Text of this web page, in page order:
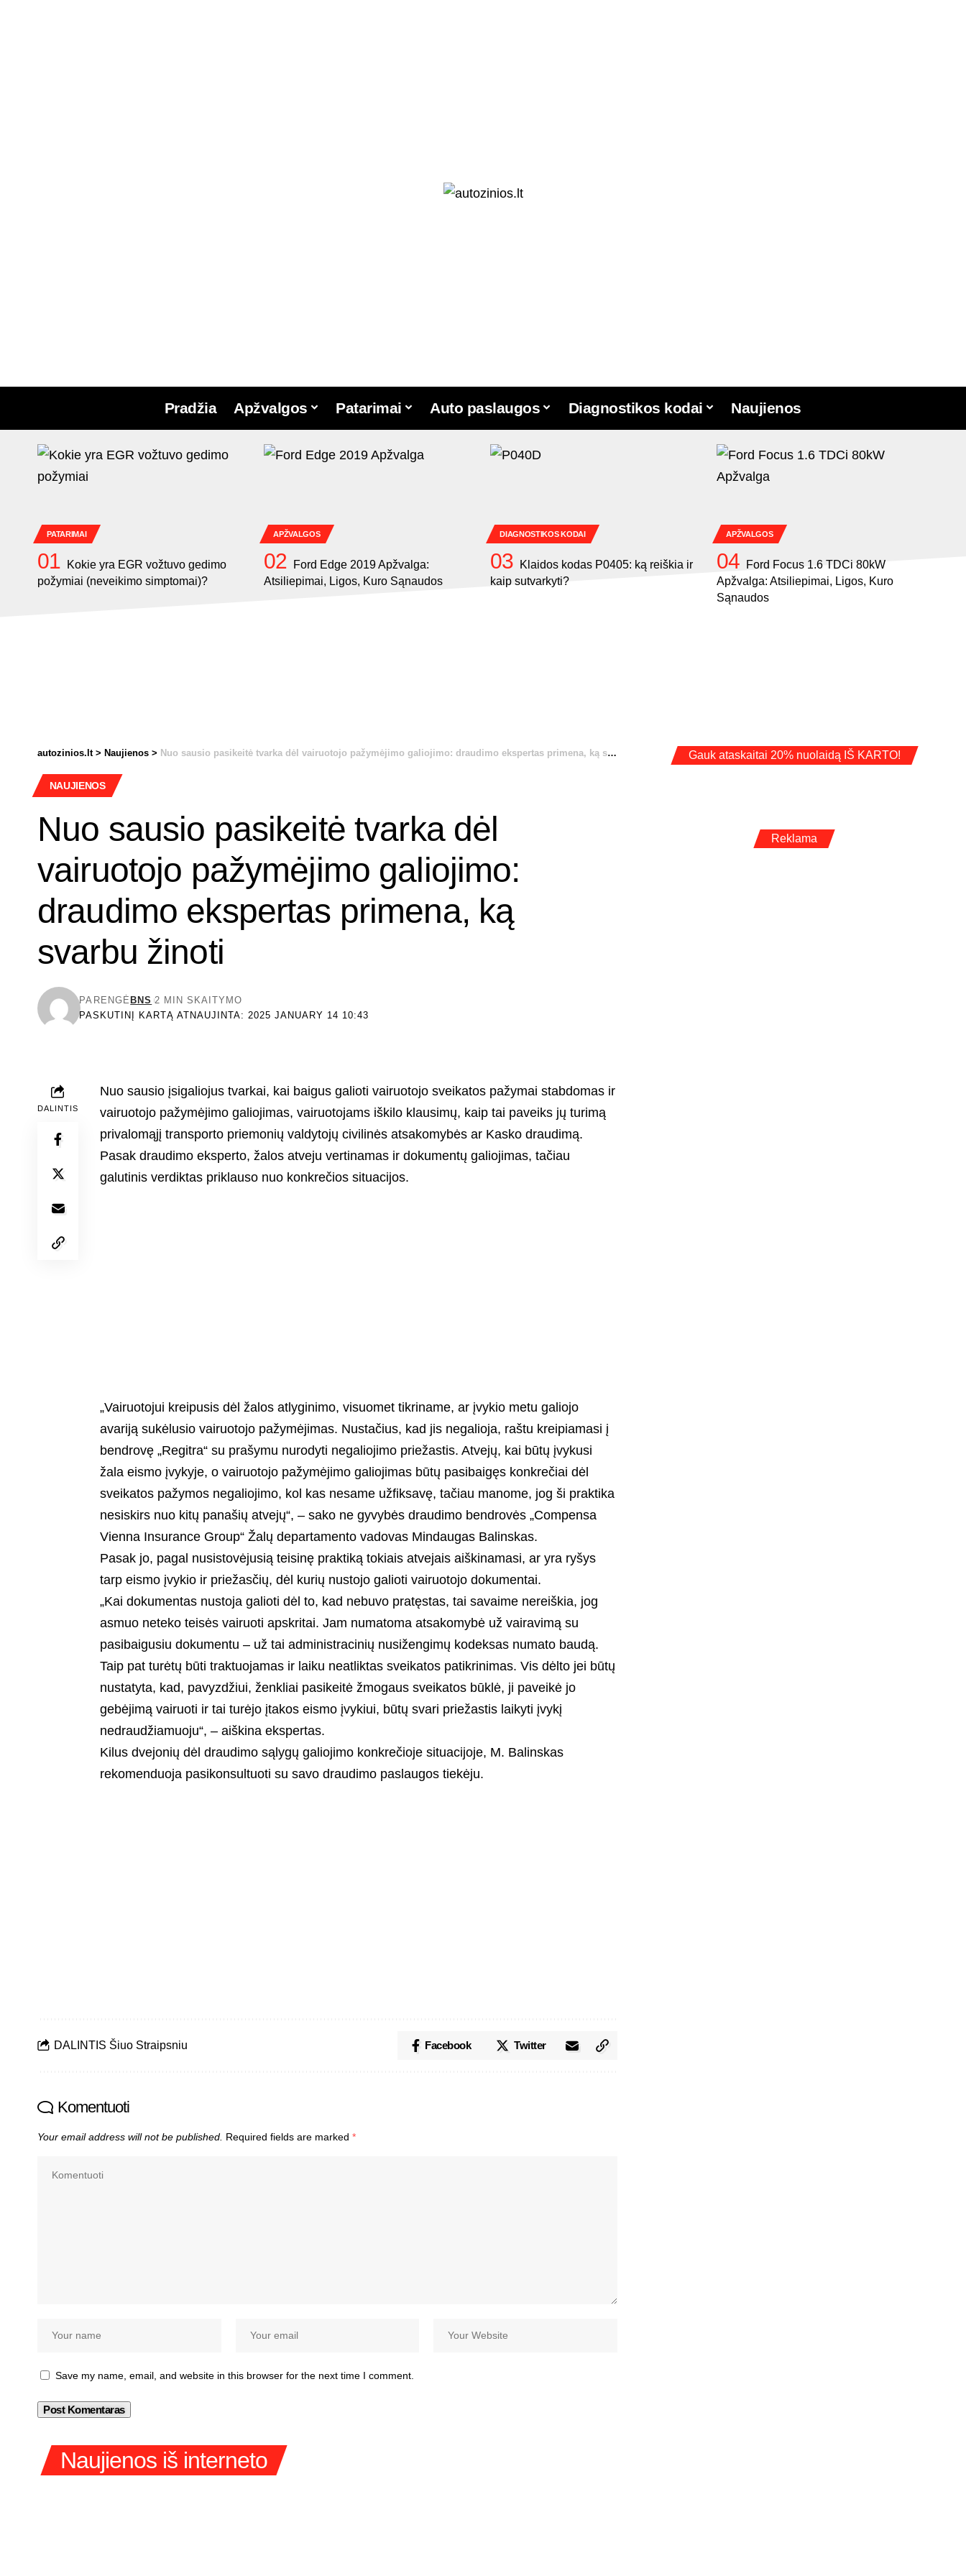
Pradžia Apžvalgos Patarimai Auto paslaugos Diagnostikos kodai Naujienos
PATARIMAI
Kokie yra EGR vožtuvo gedimo
požymiai (neveikimo simptomai)?
APŽVALGOS
Ford Edge 2019 Apžvalga:
Atsiliepimai, Ligos, Kuro Sąnaudos
DIAGNOSTIKOS KODAI
Klaidos kodas P0405: ką reiškia ir
kaip sutvarkyti?
APŽVALGOS
Ford Focus 1.6 TDCi 80kW
Apžvalga: Atsiliepimai, Ligos, Kuro
Sąnaudos
autozinios.lt> Naujienos > Nuo sausio pasikeitė tvarka dėl vairuotojo pažymėjimo galiojimo: draudimo ekspertas primena, ką svarbu žinoti
NAUJIENOS
Nuo sausio pasikeitė tvarka dėl
vairuotojo pažymėjimo galiojimo:
draudimo ekspertas primena, ką
svarbu žinoti
PASKUTINĮ KARTĄ ATNAUJINTA: 2025 JANUARY 14 10:43
PARENGĖ BNS 2 MIN SKAITYMO
DALINTIS
Nuo sausio įsigaliojus tvarkai, kai baigus galioti vairuotojo sveikatos pažymai stabdomas ir
vairuotojo pažymėjimo galiojimas, vairuotojams iškilo klausimų, kaip tai paveiks jų turimą
privalomąjį transporto priemonių valdytojų civilinės atsakomybės ar Kasko draudimą.
Pasak draudimo eksperto, žalos atveju vertinamas ir dokumentų galiojimas, tačiau
galutinis verdiktas priklauso nuo konkrečios situacijos.
„Vairuotojui kreipusis dėl žalos atlyginimo, visuomet tikriname, ar įvykio metu galiojo
avariją sukėlusio vairuotojo pažymėjimas. Nustačius, kad jis negalioja, raštu kreipiamasi į
bendrovę „Regitra“ su prašymu nurodyti negaliojimo priežastis. Atvejų, kai būtų įvykusi
žala eismo įvykyje, o vairuotojo pažymėjimo galiojimas būtų pasibaigęs konkrečiai dėl
sveikatos pažymos negaliojimo, kol kas nesame užfiksavę, tačiau manome, jog ši praktika
nesiskirs nuo kitų panašių atvejų“, – sako ne gyvybės draudimo bendrovės „Compensa
Vienna Insurance Group“ Žalų departamento vadovas Mindaugas Balinskas.
Pasak jo, pagal nusistovėjusią teisinę praktiką tokiais atvejais aiškinamasi, ar yra ryšys
tarp eismo įvykio ir priežasčių, dėl kurių nustojo galioti vairuotojo dokumentai.
„Kai dokumentas nustoja galioti dėl to, kad nebuvo pratęstas, tai savaime nereiškia, jog
asmuo neteko teisės vairuoti apskritai. Jam numatoma atsakomybė už vairavimą su
pasibaigusiu dokumentu – už tai administracinių nusižengimų kodeksas numato baudą.
Taip pat turėtų būti traktuojamas ir laiku neatliktas sveikatos patikrinimas. Vis dėlto jei būtų
nustatyta, kad, pavyzdžiui, ženkliai pasikeitė žmogaus sveikatos būklė, ji paveikė jo
gebėjimą vairuoti ir tai turėjo įtakos eismo įvykiui, būtų svari priežastis laikyti įvykį
nedraudžiamuoju“, – aiškina ekspertas.
Kilus dvejonių dėl draudimo sąlygų galiojimo konkrečioje situacijoje, M. Balinskas
rekomenduoja pasikonsultuoti su savo draudimo paslaugos tiekėju.
DALINTIS Šiuo Straipsniu Facebook Twitter
Komentuoti
Your email address will not be published. Required fields are marked *
Save my name, email, and website in this browser for the next time I comment.
Naujienos iš interneto
Gauk ataskaitai 20% nuolaidą IŠ KARTO!
Reklama